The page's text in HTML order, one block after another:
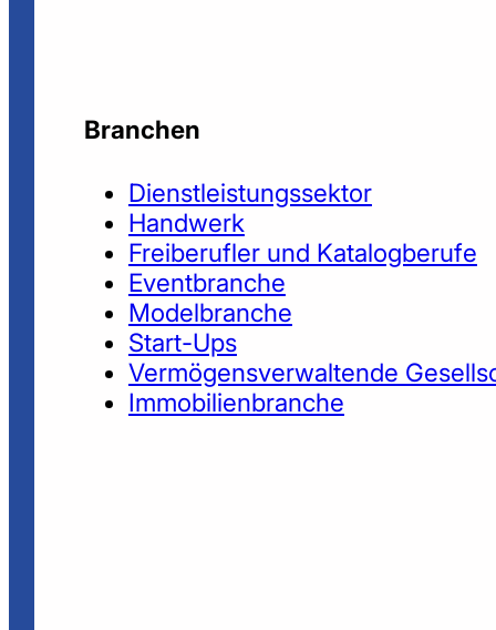
Branchen
Dienstleistungssektor
Handwerk
Freiberufler und Katalogberufe
Eventbranche
Modelbranche
Start-Ups
Vermögensverwaltende
Immobilienbranche